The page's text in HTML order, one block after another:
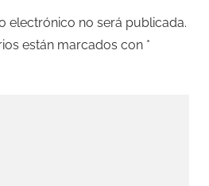
electrónico no será publicada.
están marcados con *